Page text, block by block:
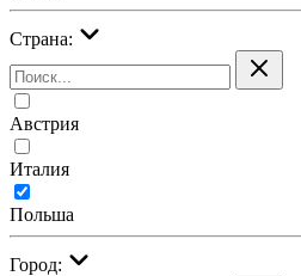
Страна:
Австрия
Италия
Польша
Город: